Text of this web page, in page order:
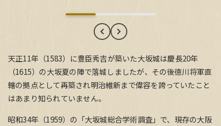
天正11年（1583）に豊臣秀吉が築いた大坂城は慶長20年
（1615）の大坂夏の陣で落城しましたが、その後徳川将軍直
轄の拠点として再築され明治維新まで偉容を誇っていたこと
はあまり知られていません。
昭和34年（1959）の「大坂城総合学術調査」で、現存の大阪